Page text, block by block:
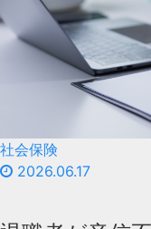
社会保険
2026.06.17